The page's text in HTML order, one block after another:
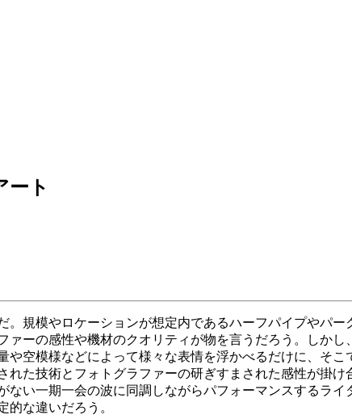
ート
規模やロケーションが想定内であるハーフパイプやパ
ーの感性や機材のクオリティが物を言うだろう。しか
空模様などによって様々な表情を浮かべるだけに、そこ
た技術とフォトグラファーの研ぎすまされた感性が掛
い一期一会の波に同調しながらパフォーマンスするラ
な違いだろう。